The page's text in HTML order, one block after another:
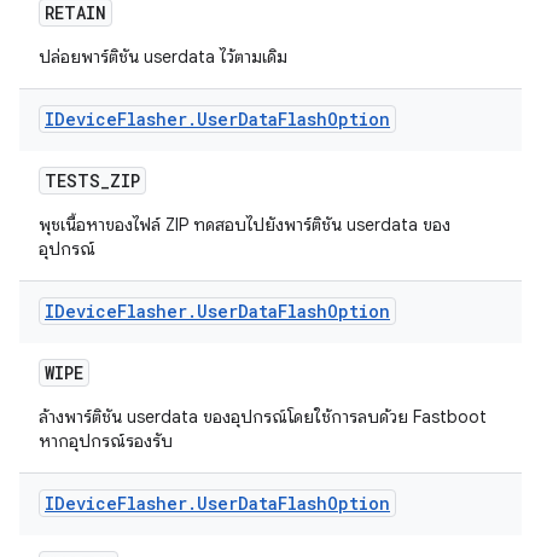
RETAIN
ปล่อยพาร์ติชัน userdata ไว้ตามเดิม
IDeviceFlasher. UserDataFlashOption
TESTS_ZIP
พุชเนื้อหาของไฟล์ ZIP ทดสอบไปยังพาร์ติชัน userdata ของ
อุปกรณ์
IDeviceFlasher. UserDataFlashOption
WIPE
ล้างพาร์ติชัน userdata ของอุปกรณ์โดยใช้การลบด้วย Fastboot
หากอุปกรณ์รองรับ
IDeviceFlasher. UserDataFlashOption